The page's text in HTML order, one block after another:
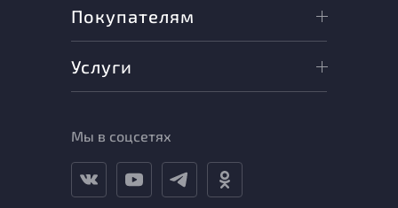
Покупателям
Услуги
Мы в соцсетях